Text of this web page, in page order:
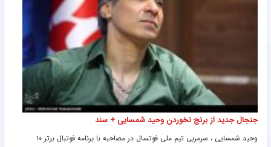
جنجال جدید از برنج نخوردن وحید شمسایی + سند
وحید شمسایی ، سرمربی تیم ملی فوتسال در مصاحبه با برنامه فوتبال برتر ۱۰